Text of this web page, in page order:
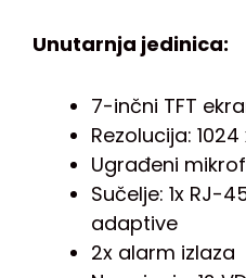
Unutarnja jedinica:
7-inčni TFT
Rezolucija: 1024
Ugrađeni
Sučelje: 1x RJ-
adaptive
2x alarm izlaza